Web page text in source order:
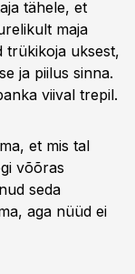
tähele, et
maja
trükikoja uksest,
ja piilus sinna.
viival trepil.
et mis tal
võõras
seda
aga nüüd ei